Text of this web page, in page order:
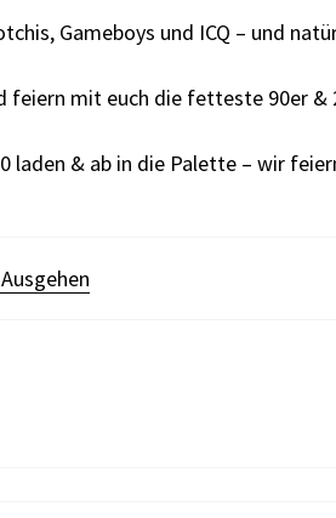
Gameboys und ICQ – und
feiern mit euch die fetteste 90er &
laden & ab in die Palette – wir